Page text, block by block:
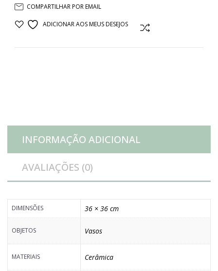
branca
COMPARTILHAR POR EMAIL
ADICIONAR AOS MEUS DESEJOS
INFORMAÇÃO ADICIONAL
AVALIAÇÕES (0)
DIMENSÕES 36 × 36 cm
OBJETOS Vasos
MATERIAIS Cerâmica